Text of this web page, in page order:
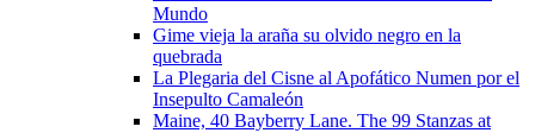
Mundo
Gime vieja la araña su olvido negro en la
quebrada
La Plegaria del Cisne al Apofático Numen por el
Insepulto Camaleón
Maine, 40 Bayberry Lane. The 99 Stanzas at